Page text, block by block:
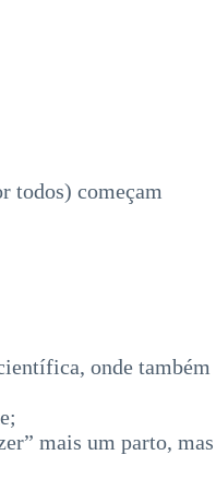
todos) começam
onde também
mais um parto, mas